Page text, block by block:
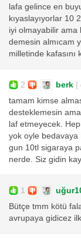
lafa gelince en
kıyaslayıyorlar
iyi olmayabilir ama
demesin almıcam
milletinde kafasını
2 berk |
tamam kimse
desteklemesin
laf etmeyecek.
yok oyle
gun 10tl sigaraya
nerde. Siz gidin
1
Bütçe tmm kötü
avrupaya gidicez